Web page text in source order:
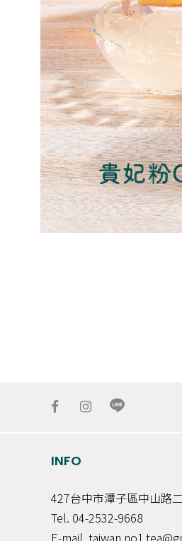
INFO
427台中市潭子區中山路
Tel. 04-2532-9668
E-mail.